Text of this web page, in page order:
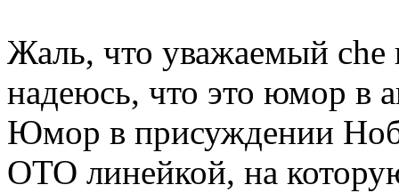
Жаль, что уважаемый
надеюсь, что это юмор в
Юмор в присуждении
ОТО линейкой, на